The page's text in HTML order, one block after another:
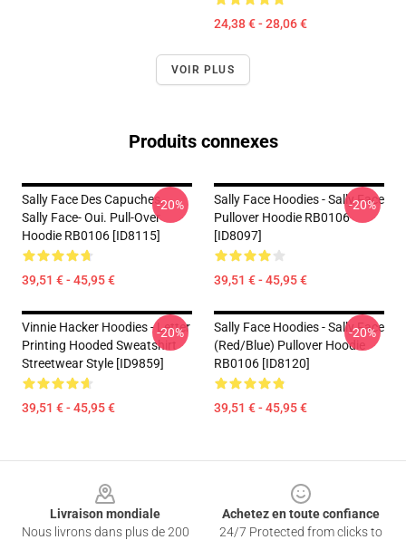
24,38 € - 28,06 €
VOIR PLUS
Produits connexes
Sally Face Des Capuches...
Sally Face- Oui. Pull-Over
Hoodie RB0106 [ID8115]
39,51 € - 45,95 €
-20%
Sally Face Hoodies - Sally Face
Pullover Hoodie RB0106
[ID8097]
39,51 € - 45,95 €
-20%
Vinnie Hacker Hoodies - Letter
Printing Hooded Sweatshirt
Streetwear Style [ID9859]
39,51 € - 45,95 €
-20%
Sally Face Hoodies - Sally Face
(red/blue) Pullover Hoodie
RB0106 [ID8120]
39,51 € - 45,95 €
-20%
Livraison mondiale
Nous livrons dans plus de 200
Achetez en toute confiance
24/7 Protected from clicks to